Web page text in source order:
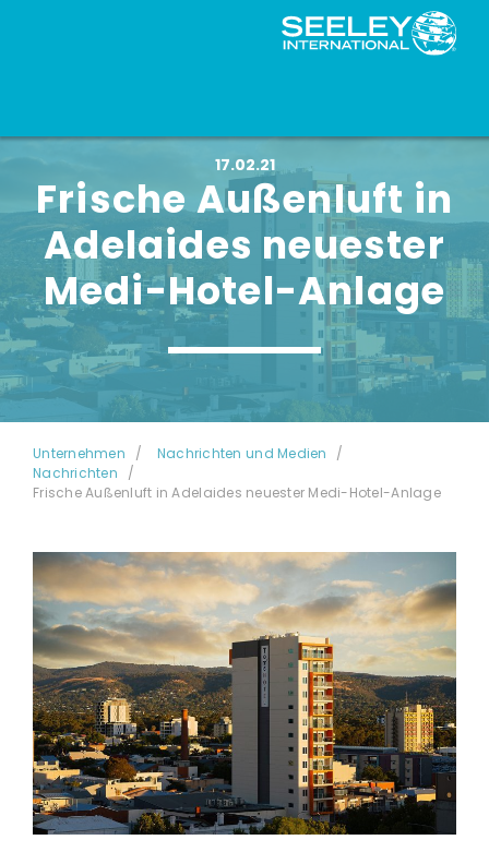
17.02.21
Frische Außenluft in
Adelaides neuester
Medi-Hotel-Anlage
Unternehmen
Nachrichten und Medien
Nachrichten
Frische Außenluft in Adelaides neuester Medi-Hotel-Anlage